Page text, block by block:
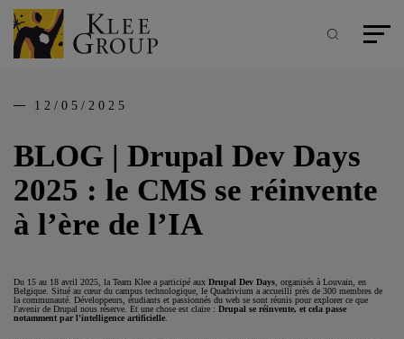
Aller
au
contenu
principal
Recherche
Menu
BLOG | Drupal Dev Days
2025 : le CMS se réinvente
à l’ère de l’IA
12/05/2025
Du 15 au 18 avril 2025, la Team Klee a participé aux Drupal Dev Days , organisés à Louvain, en
Belgique. Situé au cœur du campus technologique, le Quadrivium a accueilli près de 300 membres de
la communauté. Développeurs, étudiants et passionnés du web se sont réunis pour explorer ce que
l'avenir de Drupal nous réserve. Et une chose est claire : Drupal se réinvente, et cela passe
notamment par l'intelligence artificielle